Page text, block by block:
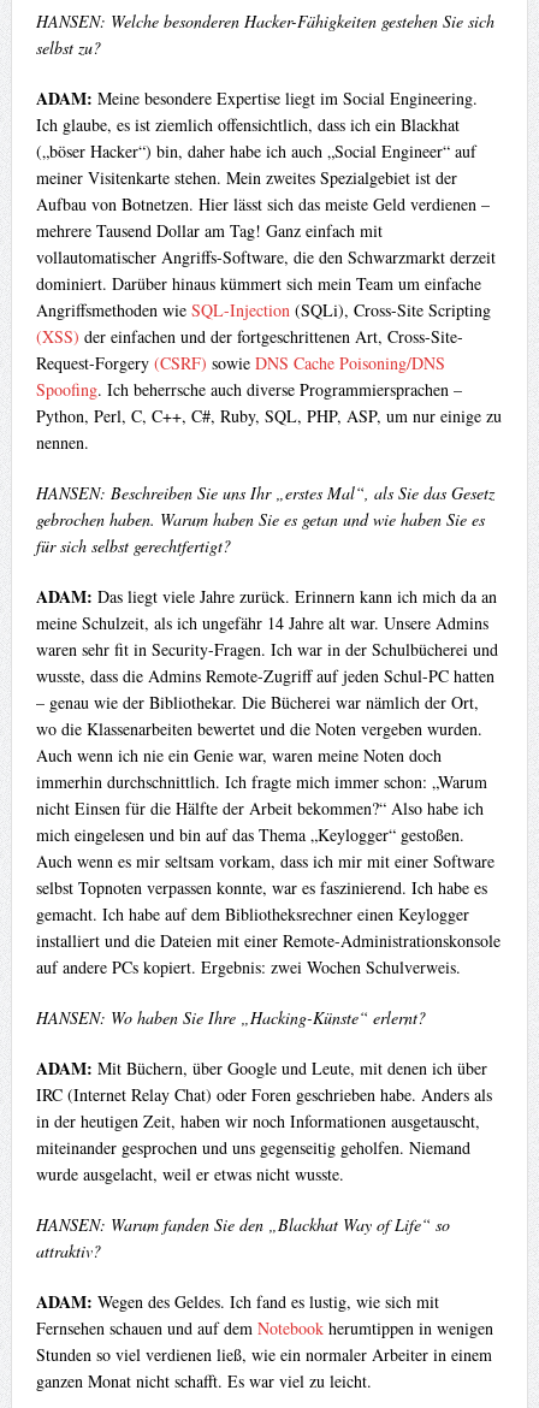
HANSEN: Welche besonderen Hacker-Fähigkeiten gestehen Sie sich
selbst zu?
ADAM: Meine besondere Expertise liegt im Social Engineering.
Ich glaube, es ist ziemlich offensichtlich, dass ich ein Blackhat
(„böser Hacker“) bin, daher habe ich auch „Social Engineer“ auf
meiner Visitenkarte stehen. Mein zweites Spezialgebiet ist der
Aufbau von Botnetzen. Hier lässt sich das meiste Geld verdienen –
mehrere Tausend Dollar am Tag! Ganz einfach mit
vollautomatischer Angriffs-Software, die den Schwarzmarkt derzeit
dominiert. Darüber hinaus kümmert sich mein Team um einfache
Angriffsmethoden wie SQL-Injection(SQLi), Cross-Site Scripting
(XSS) der einfachen und der fortgeschrittenen Art, Cross-Site-
Request-Forgery (CSRF) sowie DNS Cache Poisoning/DNS
Spoofing. Ich beherrsche auch diverse Programmiersprachen –
Python, Perl, C, C++, C#, Ruby, SQL, PHP, ASP, um nur einige zu
nennen.
HANSEN: Beschreiben Sie uns Ihr „erstes Mal“, als Sie das Gesetz
gebrochen haben. Warum haben Sie es getan und wie haben Sie es
für sich selbst gerechtfertigt?
ADAM: Das liegt viele Jahre zurück. Erinnern kann ich mich da an
meine Schulzeit, als ich ungefähr 14 Jahre alt war. Unsere Admins
waren sehr fit in Security-Fragen. Ich war in der Schulbücherei und
wusste, dass die Admins Remote-Zugriff auf jeden Schul-PC hatten
– genau wie der Bibliothekar. Die Bücherei war nämlich der Ort,
wo die Klassenarbeiten bewertet und die Noten vergeben wurden.
Auch wenn ich nie ein Genie war, waren meine Noten doch
immerhin durchschnittlich. Ich fragte mich immer schon: „Warum
nicht Einsen für die Hälfte der Arbeit bekommen?“ Also habe ich
mich eingelesen und bin auf das Thema „Keylogger“ gestoßen.
Auch wenn es mir seltsam vorkam, dass ich mir mit einer Software
selbst Topnoten verpassen konnte, war es faszinierend. Ich habe es
gemacht. Ich habe auf dem Bibliotheksrechner einen Keylogger
installiert und die Dateien mit einer Remote-Administrationskonsole
auf andere PCs kopiert. Ergebnis: zwei Wochen Schulverweis.
HANSEN: Wo haben Sie Ihre „Hacking-Künste“ erlernt?
ADAM: Mit Büchern, über Google und Leute, mit denen ich über
IRC (Internet Relay Chat) oder Foren geschrieben habe. Anders als
in der heutigen Zeit, haben wir noch Informationen ausgetauscht,
miteinander gesprochen und uns gegenseitig geholfen. Niemand
wurde ausgelacht, weil er etwas nicht wusste.
HANSEN: Warum fanden Sie den „Blackhat Way of Life“ so
attraktiv?
ADAM: Wegen des Geldes. Ich fand es lustig, wie sich mit
Fernsehen schauen und auf dem Notebookherumtippen in wenigen
Stunden so viel verdienen ließ, wie ein normaler Arbeiter in einem
ganzen Monat nicht schafft. Es war viel zu leicht.